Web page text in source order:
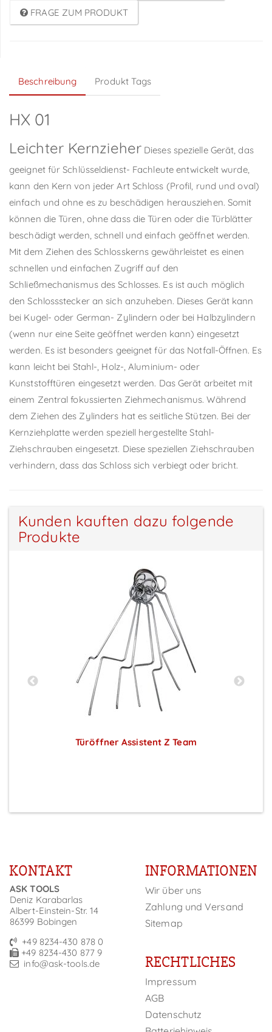
FRAGE ZUM PRODUKT
Beschreibung Produkt Tags
HX 01
Leichter KernzieherDieses spezielle Gerät, das
geeignet für Schlüsseldienst- Fachleute entwickelt wurde,
kann den Kern von jeder Art Schloss (Profil, rund und oval)
einfach und ohne es zu beschädigen herausziehen. Somit
können die Türen, ohne dass die Türen oder die Türblätter
beschädigt werden, schnell und einfach geöffnet werden.
Mit dem Ziehen des Schlosskerns gewährleistet es einen
schnellen und einfachen Zugriff auf den
Schließmechanismus des Schlosses. Es ist auch möglich
den Schlossstecker an sich anzuheben. Dieses Gerät kann
bei Kugel- oder German- Zylindern oder bei Halbzylindern
(wenn nur eine Seite geöffnet werden kann) eingesetzt
werden. Es ist besonders geeignet für das Notfall-Öffnen. Es
kann leicht bei Stahl-, Holz-, Aluminium- oder
Kunststofftüren eingesetzt werden. Das Gerät arbeitet mit
einem Zentral fokussierten Ziehmechanismus. Während
dem Ziehen des Zylinders hat es seitliche Stützen. Bei der
Kernziehplatte werden speziell hergestellte Stahl-
Ziehschrauben eingesetzt. Diese speziellen Ziehschrauben
verhindern, dass das Schloss sich verbiegt oder bricht.
Kunden kauften dazu folgende
Produkte
Türöffner Assistent Z Team
KONTAKT
ASK TOOLS
Deniz Karabarlas
Albert-Einstein-Str. 14
86399 Bobingen
+49 8234-430 878 0
+49 8234-430 877 9
info@ask-tools.de
INFORMATIONEN
Wir über uns
Zahlung und Versand
Sitemap
RECHTLICHES
Impressum
AGB
Datenschutz